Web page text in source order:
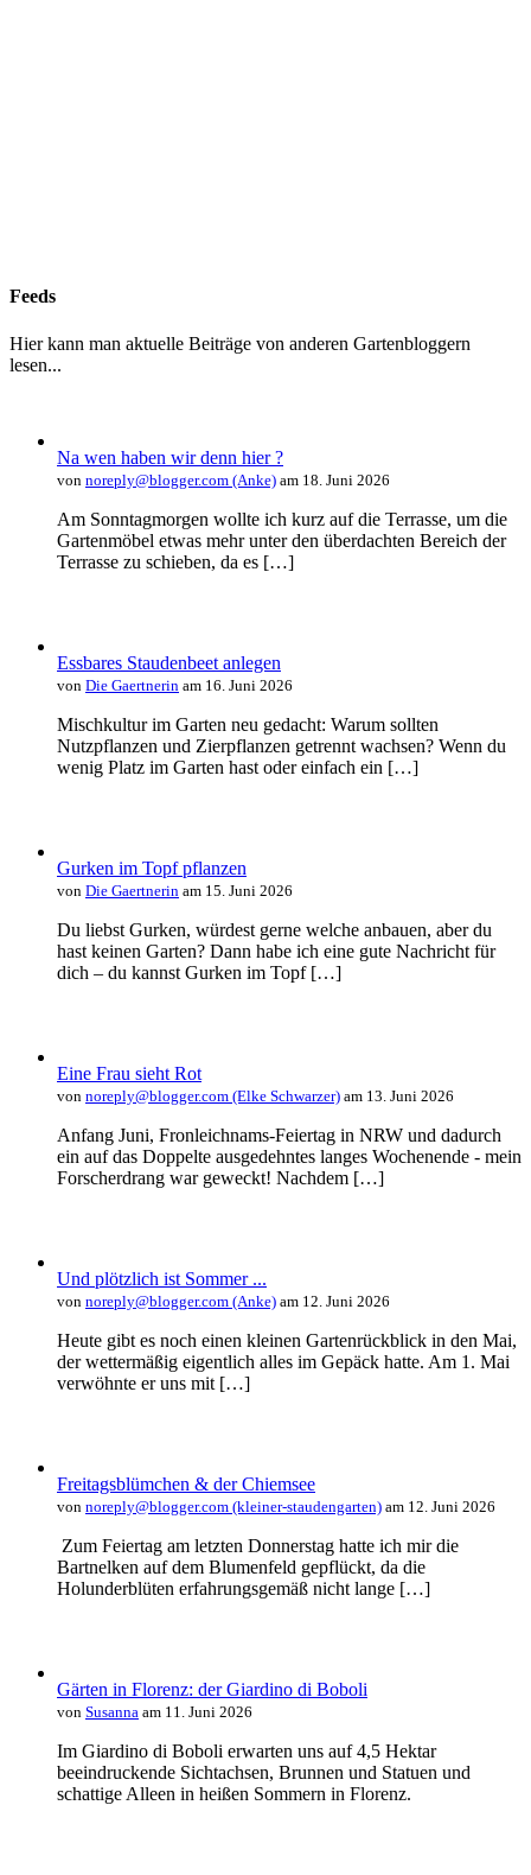
Feeds
Hier kann man aktuelle Beiträge von anderen Gartenbloggern
lesen...
Na wen haben wir denn hier ?
von noreply@blogger.com (Anke) am 18. Juni 2026
Am Sonntagmorgen wollte ich kurz auf die Terrasse, um die
Gartenmöbel etwas mehr unter den überdachten Bereich der
Terrasse zu schieben, da es […]
Essbares Staudenbeet anlegen
von Die Gaertnerin am 16. Juni 2026
Mischkultur im Garten neu gedacht: Warum sollten
Nutzpflanzen und Zierpflanzen getrennt wachsen? Wenn du
wenig Platz im Garten hast oder einfach ein […]
Gurken im Topf pflanzen
von Die Gaertnerin am 15. Juni 2026
Du liebst Gurken, würdest gerne welche anbauen, aber du
hast keinen Garten? Dann habe ich eine gute Nachricht für
dich – du kannst Gurken im Topf […]
Eine Frau sieht Rot
von noreply@blogger.com (Elke Schwarzer) am 13. Juni 2026
Anfang Juni, Fronleichnams-Feiertag in NRW und dadurch
ein auf das Doppelte ausgedehntes langes Wochenende - mein
Forscherdrang war geweckt! Nachdem […]
Und plötzlich ist Sommer ...
von noreply@blogger.com (Anke) am 12. Juni 2026
Heute gibt es noch einen kleinen Gartenrückblick in den Mai,
der wettermäßig eigentlich alles im Gepäck hatte. Am 1. Mai
verwöhnte er uns mit […]
Freitagsblümchen & der Chiemsee
von noreply@blogger.com (kleiner-staudengarten) am 12. Juni 2026
Zum Feiertag am letzten Donnerstag hatte ich mir die
Bartnelken auf dem Blumenfeld gepflückt, da die
Holunderblüten erfahrungsgemäß nicht lange […]
Gärten in Florenz: der Giardino di Boboli
von Susanna am 11. Juni 2026
Im Giardino di Boboli erwarten uns auf 4,5 Hektar
beeindruckende Sichtachsen, Brunnen und Statuen und
schattige Alleen in heißen Sommern in Florenz.